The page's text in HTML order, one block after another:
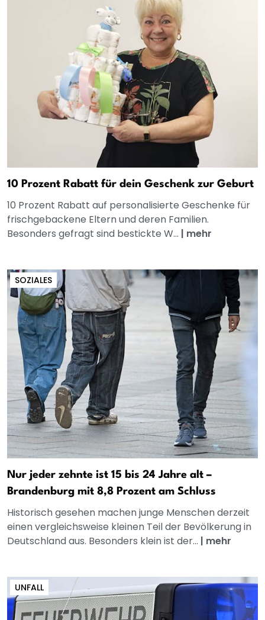
10 Prozent Rabatt für dein Geschenk zur Geburt
10 Prozent Rabatt auf personalisierte Geschenke für
frischgebackene Eltern und deren Familien.
Besonders gefragt sind bestickte W... | mehr
SOZIALES
Nur jeder zehnte ist 15 bis 24 Jahre alt –
Brandenburg mit 8,8 Prozent am Schluss
Historisch gesehen machen junge Menschen derzeit
einen vergleichsweise kleinen Teil der Bevölkerung in
Deutschland aus. Besonders klein ist der... | mehr
UNFALL